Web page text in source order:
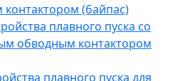
(байпас)
плавного пуска со
обводным контактором
плавного пуска для